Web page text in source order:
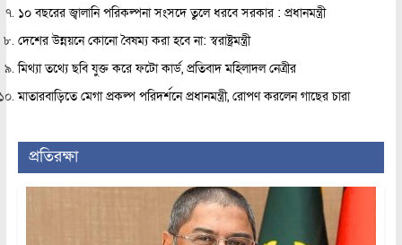
১০ বছরের জ্বালানি পরিকল্পনা সংসদে তুলে ধরবে সরকার : প্রধানমন্ত্রী
দেশের উন্নয়নে কোনো বৈষম্য করা হবে না: স্বরাষ্ট্রমন্ত্রী
মিথ্যা তথ্যে ছবি যুক্ত করে ফটো কার্ড, প্রতিবাদ মহিলাদল নেত্রীর
মাতারবাড়িতে মেগা প্রকল্প পরিদর্শনে প্রধানমন্ত্রী, রোপণ করলেন গাছের চারা
প্রতিরক্ষা